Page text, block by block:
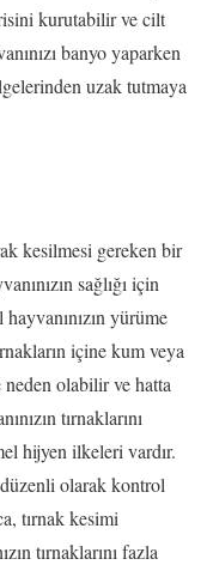
kurutabilir ve cilt
banyo yaparken
uzak tutmaya
kesilmesi gereken bir
sağlığı için
yürüme
içine kum veya
olabilir ve hatta
tırnaklarını
hijyen ilkeleri vardır.
düzenli olarak kontrol
tırnak kesimi
tırnaklarını fazla